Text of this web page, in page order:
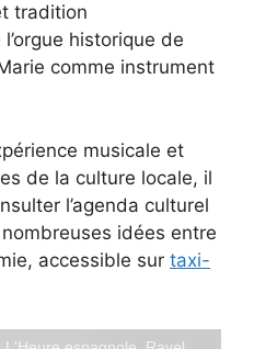
tradition
l’orgue historique de
comme instrument
musicale et
de la culture locale, il
l’agenda culturel
idées entre
accessible sur taxi-